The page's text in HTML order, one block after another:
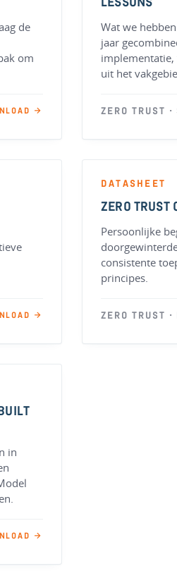
de
om
→
LESSONS
Wat we
jaar
implementatie,
uit het
ZERO TRUST ·
→
DATASHEET
ZERO TRUST
Persoonlijke
consistente
principes.
ZERO TRUST ·
in
→